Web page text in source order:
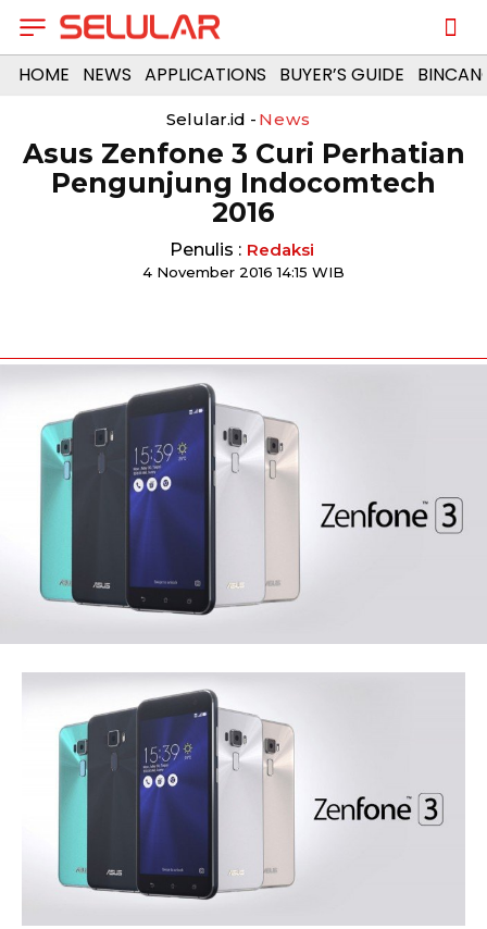
HOME NEWS APPLICATIONS BUYER’S GUIDE
Selular.id - News
Asus Zenfone 3 Curi Perhatian
Pengunjung Indocomtech
2016
Penulis : Redaksi
4 November 2016 14:15 WIB